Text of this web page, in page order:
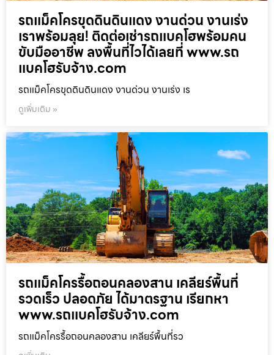
รถแม็คโครขุดดินดินแดง งานด่วน งานเร่ง
เราพร้อมลุย! ติดต่อเช่ารถแบคโฮพร้อมคน
ขับมืออาชีพ ลงพื้นที่ไวได้เลยที่ www.รถ
แบคโฮรับจ้าง.com
รถแม็คโครขุดดินดินแดง งานด่วน งานเร่ง เร
ดูเพิ่มเติม »
รถแม็คโครรื้อถอนคลองสาน เคลียร์พื้นที่
รวดเร็ว ปลอดภัย ได้มาตรฐาน เรียกหา
www.รถแบคโฮรับจ้าง.com
รถแม็คโครรื้อถอนคลองสาน เคลียร์พื้นที่รว